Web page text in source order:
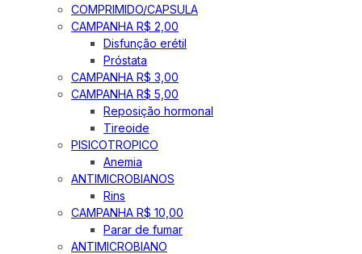
COMPRIMIDO/CAPSULA
CAMPANHA R$ 2,00
Disfunção erétil
Próstata
CAMPANHA R$ 3,00
CAMPANHA R$ 5,00
Reposição hormonal
Tireoide
PISICOTROPICO
Anemia
ANTIMICROBIANOS
Rins
CAMPANHA R$ 10,00
Parar de fumar
ANTIMICROBIANO